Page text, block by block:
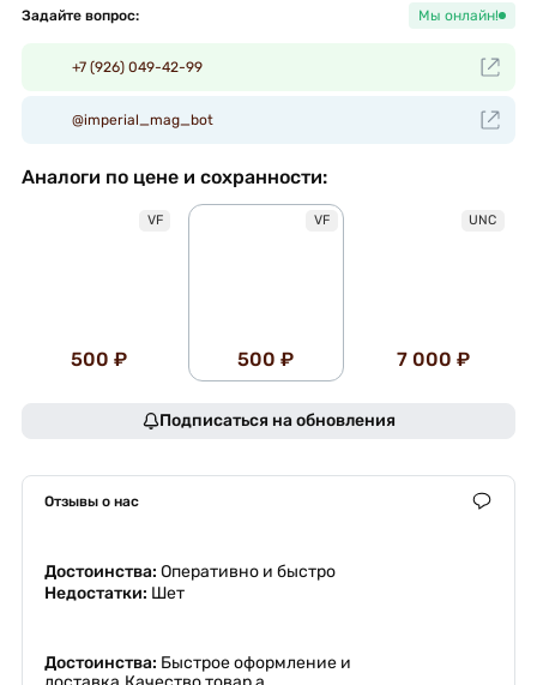
Задайте вопрос: Мы онлайн!
+7 (926) 049-42-99
@imperial_mag_bot
Аналоги по цене и сохранности:
VF
500 ₽
VF
500 ₽
UNC
7 000 ₽
Подписаться на обновления
Отзывы о нас
Достоинства: Оперативно и быстро
Недостатки: Шет
Достоинства: Быстрое оформление и